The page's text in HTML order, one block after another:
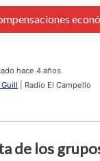
hace 4 años
| Radio El Campello
de los